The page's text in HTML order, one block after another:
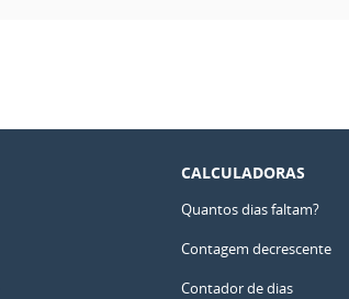
CALCULADORAS
Quantos dias faltam?
Contagem decrescente
Contador de dias